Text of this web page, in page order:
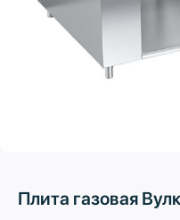
Плита газовая